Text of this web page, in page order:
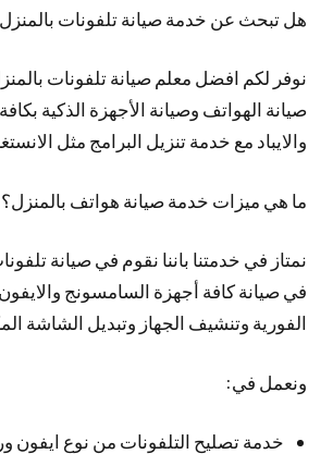
هل تبحث عن خدمة صيانة تلفونات
نوفر لكم افضل معلم صيانة تلفونات
صيانة الهواتف وصيانة الأجهزة الذكية بكافة
والايباد مع خدمة تنزيل البرامج مثل
ما هي ميزات خدمة صيانة هواتف بالمنزل؟
نمتاز في خدمتنا باننا نقوم في صيانة
في صيانة كافة أجهزة السامسونج
الفورية وتنشيف الجهاز وتبديل الشاشة
ونعمل في:
خدمة تصليح التلفونات من نوع ايفون